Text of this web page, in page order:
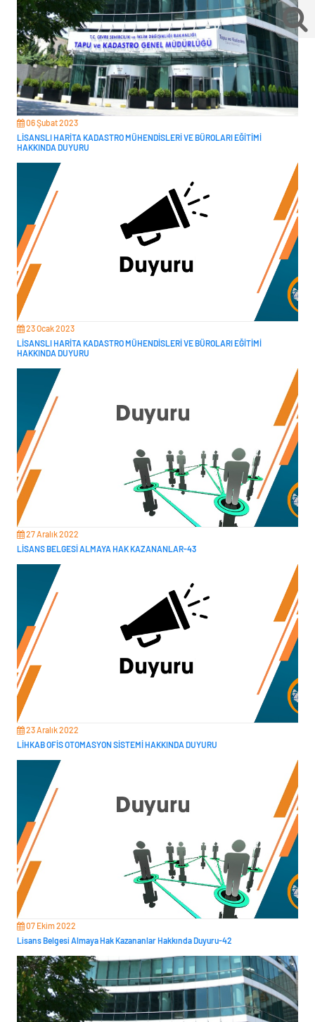
06 Şubat 2023
LİSANSLI HARİTA KADASTRO MÜHENDİSLERİ VE BÜROLARI EĞİTİMİ
HAKKINDA DUYURU
23 Ocak 2023
LİSANSLI HARİTA KADASTRO MÜHENDİSLERİ VE BÜROLARI EĞİTİMİ
HAKKINDA DUYURU
27 Aralık 2022
LİSANS BELGESİ ALMAYA HAK KAZANANLAR-43
23 Aralık 2022
LİHKAB OFİS OTOMASYON SİSTEMİ HAKKINDA DUYURU
07 Ekim 2022
Lisans Belgesi Almaya Hak Kazananlar Hakkında Duyuru-42